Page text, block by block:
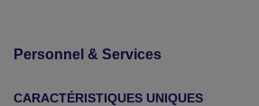
Personnel & Services
CARACTÉRISTIQUES UNIQUES